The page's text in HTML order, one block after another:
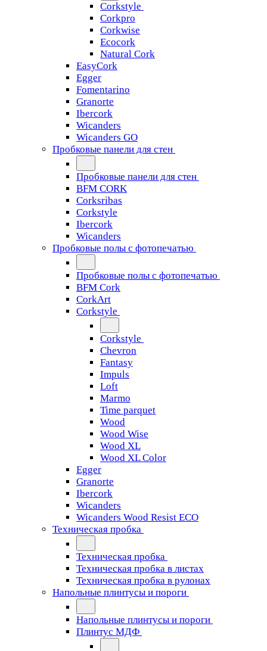
Corkstyle
Corkpro
Corkwise
Ecocork
Natural Cork
EasyCork
Egger
Fomentarino
Granorte
Ibercork
Wicanders
Wicanders GO
Пробковые панели для стен
Пробковые панели для стен
BFM CORK
Corksribas
Corkstyle
Ibercork
Wicanders
Пробковые полы с фотопечатью
Пробковые полы с фотопечатью
BFM Cork
CorkArt
Corkstyle
Corkstyle
Chevron
Fantasy
Impuls
Loft
Marmo
Time parquet
Wood
Wood Wise
Wood XL
Wood XL Color
Egger
Granorte
Ibercork
Wicanders
Wicanders Wood Resist ECO
Техническая пробка
Техническая пробка
Техническая пробка в листах
Техническая пробка в рулонах
Напольные плинтусы и пороги
Напольные плинтусы и пороги
Плинтус МДФ